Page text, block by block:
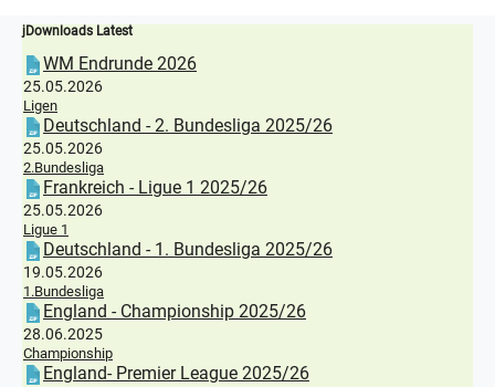
jDownloads Latest
WM Endrunde 2026
25.05.2026
Ligen
Deutschland - 2. Bundesliga 2025/26
25.05.2026
2.Bundesliga
Frankreich - Ligue 1 2025/26
25.05.2026
Ligue 1
Deutschland - 1. Bundesliga 2025/26
19.05.2026
1.Bundesliga
England - Championship 2025/26
28.06.2025
Championship
England- Premier League 2025/26